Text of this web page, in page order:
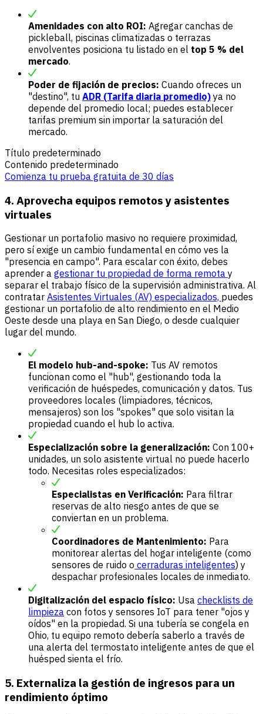
Amenidades con alto ROI: Agregar canchas de
pickleball, piscinas climatizadas o terrazas
envolventes posiciona tu listado en el top 5 % del
mercado.
Poder de fijación de precios: Cuando ofreces un
"destino", tu ADR (Tarifa diaria promedio) ya no
depende del promedio local; puedes establecer
tarifas premium sin importar la saturación del
mercado.
Título predeterminado
Contenido predeterminado
Comienza tu prueba gratuita de 30 días
4. Aprovecha equipos remotos y asistentes
virtuales
Gestionar un portafolio masivo no requiere proximidad,
pero sí exige un cambio fundamental en cómo ves la
"presencia en campo". Para escalar con éxito, debes
aprender a gestionar tu propiedad de forma remota y
separar el trabajo físico de la supervisión administrativa. Al
contratar Asistentes Virtuales (AV) especializados, puedes
gestionar un portafolio de alto rendimiento en el Medio
Oeste desde una playa en San Diego, o desde cualquier
lugar del mundo.
El modelo hub-and-spoke: Tus AV remotos
funcionan como el "hub", gestionando toda la
verificación de huéspedes, comunicación y datos. Tus
proveedores locales (limpiadores, técnicos,
mensajeros) son los "spokes" que solo visitan la
propiedad cuando el hub lo activa.
Especialización sobre la generalización: Con 100+
unidades, un solo asistente virtual no puede hacerlo
todo. Necesitas roles especializados:
Especialistas en Verificación: Para filtrar
reservas de alto riesgo antes de que se
conviertan en un problema.
Coordinadores de Mantenimiento: Para
monitorear alertas del hogar inteligente (como
sensores de ruido o cerraduras inteligentes) y
despachar profesionales locales de inmediato.
Digitalización del espacio físico: Usa checklists de
limpieza con fotos y sensores IoT para tener "ojos y
oídos" en la propiedad. Si una tubería se congela en
Ohio, tu equipo remoto debería saberlo a través de
una alerta del termostato inteligente antes de que el
huésped sienta el frío.
5. Externaliza la gestión de ingresos para un
rendimiento óptimo